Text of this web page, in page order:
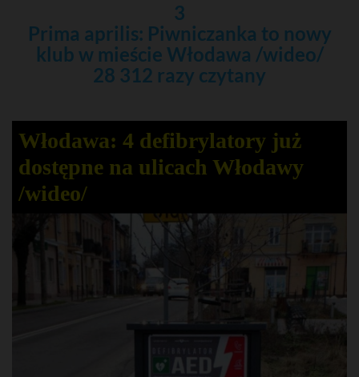
3
Prima aprilis: Piwniczanka to nowy
klub w mieście Włodawa /wideo/
28 312 razy czytany
Włodawa: 4 defibrylatory już
dostępne na ulicach Włodawy
/wideo/